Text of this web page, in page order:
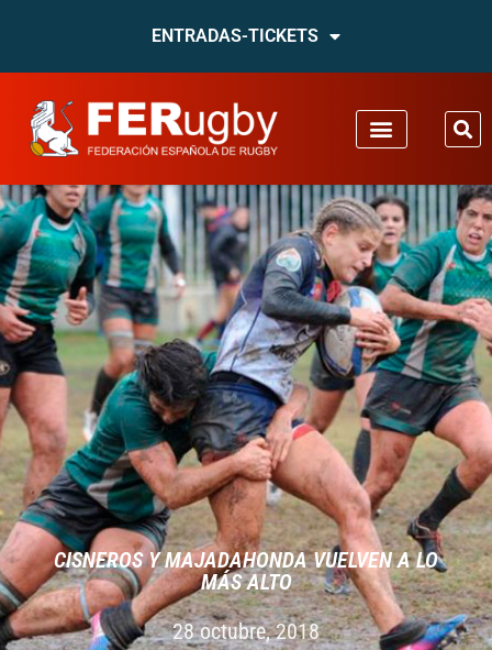
ENTRADAS-TICKETS
CISNEROS Y MAJADAHONDA VUELVEN A LO
MÁS ALTO
28 octubre, 2018